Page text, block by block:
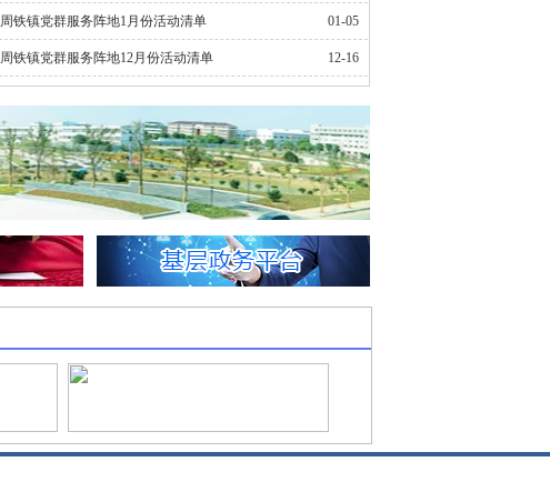
01-05
周铁镇党群服务阵地1月份活动清单
12-16
周铁镇党群服务阵地12月份活动清单